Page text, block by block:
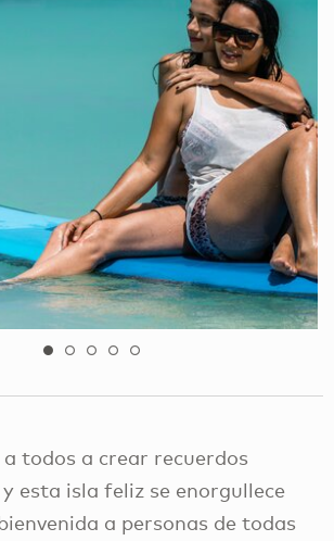
todos a crear recuerdos
esta isla feliz se enorgullece
a personas de todas